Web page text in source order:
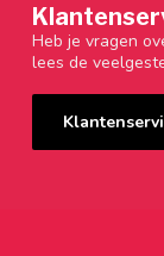
Heb je vragen
lees de